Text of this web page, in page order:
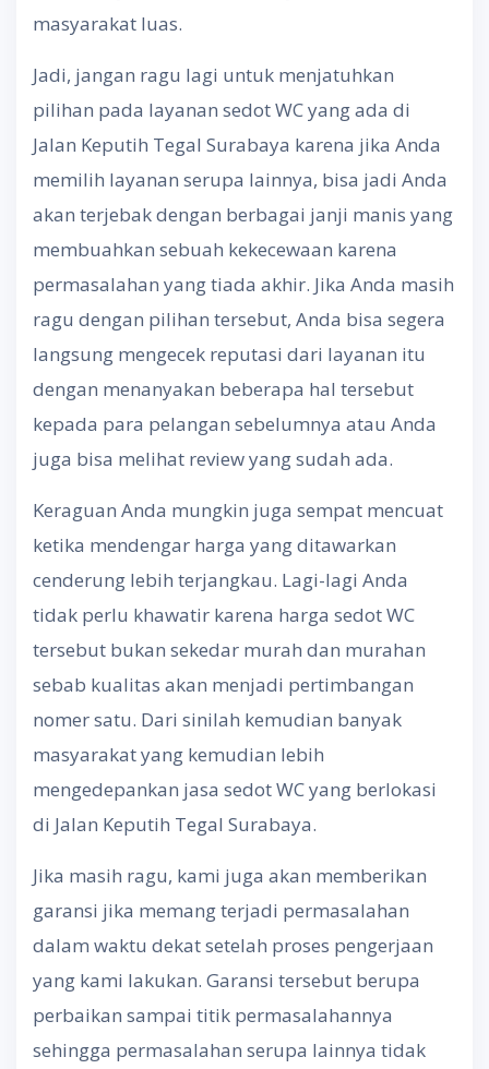
masyarakat luas.
Jadi, jangan ragu lagi untuk menjatuhkan
pilihan pada layanan sedot WC yang ada di
Jalan Keputih Tegal Surabaya karena jika Anda
memilih layanan serupa lainnya, bisa jadi Anda
akan terjebak dengan berbagai janji manis yang
membuahkan sebuah kekecewaan karena
permasalahan yang tiada akhir. Jika Anda masih
ragu dengan pilihan tersebut, Anda bisa segera
langsung mengecek reputasi dari layanan itu
dengan menanyakan beberapa hal tersebut
kepada para pelangan sebelumnya atau Anda
juga bisa melihat review yang sudah ada.
Keraguan Anda mungkin juga sempat mencuat
ketika mendengar harga yang ditawarkan
cenderung lebih terjangkau. Lagi-lagi Anda
tidak perlu khawatir karena harga sedot WC
tersebut bukan sekedar murah dan murahan
sebab kualitas akan menjadi pertimbangan
nomer satu. Dari sinilah kemudian banyak
masyarakat yang kemudian lebih
mengedepankan jasa sedot WC yang berlokasi
di Jalan Keputih Tegal Surabaya.
Jika masih ragu, kami juga akan memberikan
garansi jika memang terjadi permasalahan
dalam waktu dekat setelah proses pengerjaan
yang kami lakukan. Garansi tersebut berupa
perbaikan sampai titik permasalahannya
sehingga permasalahan serupa lainnya tidak